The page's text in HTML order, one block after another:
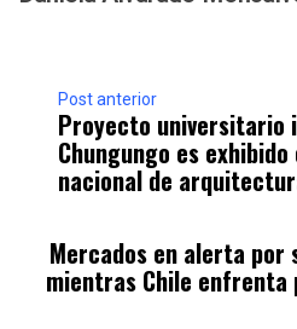
Post anterior
Proyecto universitario
Chungungo es
nacional de
Mercados en alerta por
mientras Chile enfrenta